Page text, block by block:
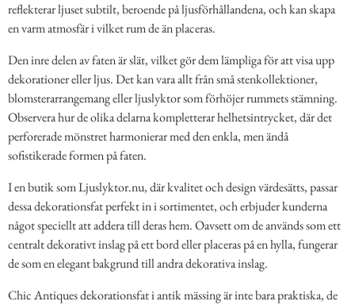
reflekterar ljuset subtilt, beroende på ljusförhållandena, och kan skapa
en varm atmosfär i vilket rum de än placeras.
Den inre delen av faten är slät, vilket gör dem lämpliga för att visa upp
dekorationer eller ljus. Det kan vara allt från små stenkollektioner,
blomsterarrangemang eller ljuslyktor som förhöjer rummets stämning.
Observera hur de olika delarna kompletterar helhetsintrycket, där det
perforerade mönstret harmonierar med den enkla, men ändå
sofistikerade formen på faten.
I en butik som Ljuslyktor.nu, där kvalitet och design värdesätts, passar
dessa dekorationsfat perfekt in i sortimentet, och erbjuder kunderna
något speciellt att addera till deras hem. Oavsett om de används som ett
centralt dekorativt inslag på ett bord eller placeras på en hylla, fungerar
de som en elegant bakgrund till andra dekorativa inslag.
Chic Antiques dekorationsfat i antik mässing är inte bara praktiska, de